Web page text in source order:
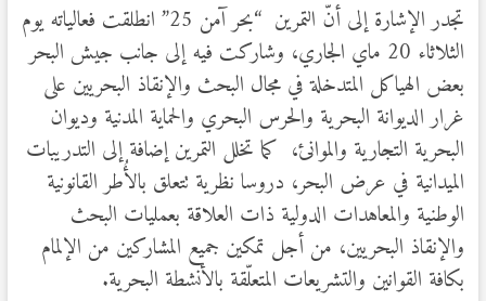
تجدر الإشارة إلى أنّ التمرين “بحر آمن 25” انطلقت فعالياته يوم
الثلاثاء 20 ماي الجاري، وشاركت فيه إلى جانب جيش البحر
بعض الهياكل المتدخلة في مجال البحث والإنقاذ البحريين على
غرار الديوانة البحرية والحرس البحري والحماية المدنية وديوان
البحرية التجارية والموانئ، كما تخلل التمرين إضافة إلى التدريبات
الميدانية في عرض البحر، دروسا نظرية تتعلق بالأُطر القانونية
الوطنية والمعاهدات الدولية ذات العلاقة بعمليات البحث
والإنقاذ البحريين، من أجل تمكين جميع المشاركين من الإلمام
بكافة القوانين والتشريعات المتعلّقة بالأنشطة البحرية.